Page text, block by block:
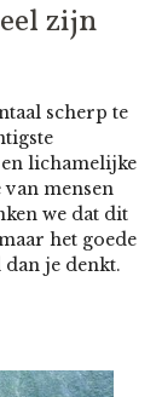
zijn
scherp te
lichamelijke
mensen
we dat dit
het goede
je denkt.